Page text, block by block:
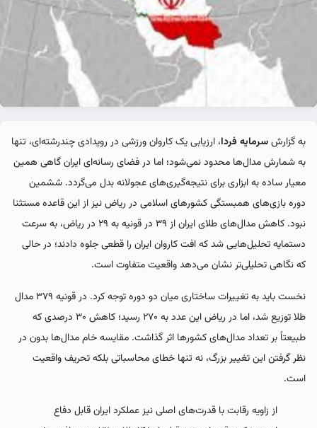
به گزارشسرمایه فردا، ارزیابی یک کاروان ورزشی در رویدادی چندرشته‌ای، تنها
به شمارش مدال‌ها محدود نمی‌شود؛ اما در فضای رسانه‌ای ایران گاهی همین
معیار ساده به ابزاری برای نتیجه‌گیری‌های عجولانه بدل می‌گردد. ششمین
دوره بازی‌های همبستگی کشورهای اسلامی در ریاض نیز از این قاعده مستثنا
نبود. کاهش مدال‌های طلای ایران از ۳۹ در قونیه به ۲۹ در ریاض، به سرعت
دستمایه تحلیل‌هایی شد که افت کاروان ایران را قطعی جلوه دادند؛ در حالی
که نگاهی تحلیلی‌تر نشان می‌دهد واقعیت متفاوت است.
نخست باید به تغییرات ساختاری میان دو دوره توجه کرد. در قونیه ۳۷۹ مدال
طلا توزیع شد، اما در ریاض این عدد به ۲۷۰ رسید؛ کاهش ۳۰ درصدی که
طبیعتاً بر تعداد مدال‌های کشورها اثر گذاشت. مقایسه خام مدال‌ها بدون در
نظر گرفتن این تغییر بزرگ، نه تنها خطای محاسباتی بلکه تحریف واقعیت
است.
از زاویه رقابت با قدرت‌های اصلی نیز عملکرد ایران قابل دفاع